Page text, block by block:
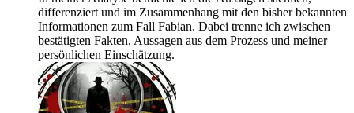
differenziert und im Zusammenhang mit den bisher bekannten
Informationen zum Fall Fabian. Dabei trenne ich zwischen
bestätigten Fakten, Aussagen aus dem Prozess und meiner
persönlichen Einschätzung.